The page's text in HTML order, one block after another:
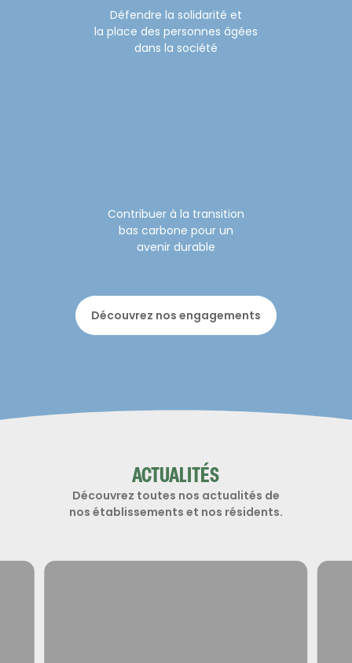
Défendre la solidarité et
la place des personnes âgées
dans la société
Contribuer à la transition
bas carbone pour un
avenir durable
Découvrez nos engagements
ACTUALITÉS
Découvrez toutes nos actualités de
nos établissements et nos résidents.